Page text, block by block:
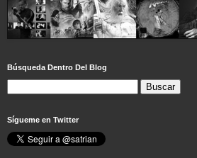
Búsqueda Dentro Del Blog
Sígueme en Twitter